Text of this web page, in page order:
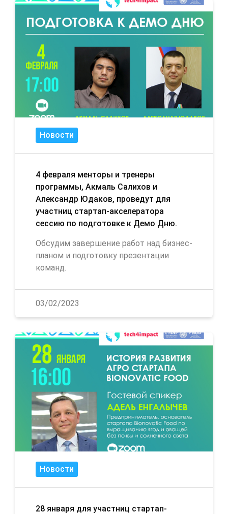
Новости
4 февраля менторы и тренеры
программы, Акмаль Салихов и
Александр Юдаков, проведут для
участниц стартап-акселератора
сессию по подготовке к Демо Дню.
Обсудим завершение работ над бизнес-
планом и подготовку презентации
команд.
03/02/2023
Новости
28 января для участниц стартап-